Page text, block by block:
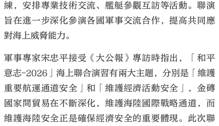
練，安排專業技術交流、艦艇參觀互訪等活動。聯演
旨在進一步深化參演各國軍事交流合作，提高共同應
對海上威脅能力。
軍事專家宋忠平接受《大公報》專訪時指出，「和平
意志-2026」海上聯合演習有兩大主題，分別是「維護
重要航運通道安全」和「維護經濟活動安全」，金磚
國家間貿易在不斷深化，維護海陸國際戰略通道，而
維護海陸安全正是確保經濟安全的重要體現。此次聯